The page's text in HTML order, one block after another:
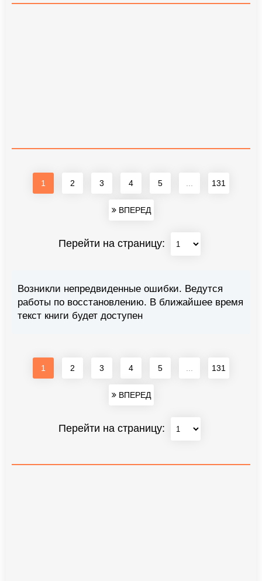
1 2 3 4 5 131
ВПЕРЕД
Перейти на страницу:
Возникли непредвиденные ошибки. Ведутся
работы по восстановлению. В ближайшее время
текст книги будет доступен
1 2 3 4 5 131
ВПЕРЕД
Перейти на страницу: